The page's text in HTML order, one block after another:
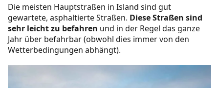
Die meisten Hauptstraßen in Island sind gut
gewartete, asphaltierte Straßen. Diese Straßen sind
sehr leicht zu befahren und in der Regel das ganze
Jahr über befahrbar (obwohl dies immer von den
Wetterbedingungen abhängt).